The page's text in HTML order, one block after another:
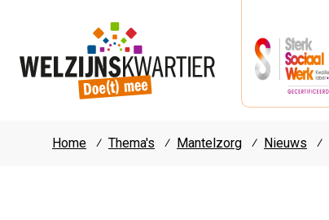
Home ⁄ Thema's ⁄ Mantelzorg ⁄ Nieuws ⁄